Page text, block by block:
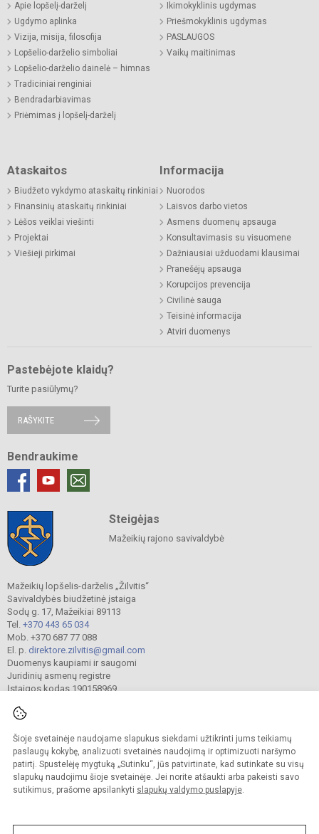
Šioje svetainėje naudojame slapukus siekdami užtikrinti jums teikiamų
paslaugų kokybę, analizuoti svetainės naudojimą ir optimizuoti naršymo
patirtį. Spustelėję mygtuką „Sutinku“, jūs patvirtinate, kad sutinkate su visų
slapukų naudojimu šioje svetainėje. Jei norite atšaukti arba pakeisti savo
sutikimus, prašome apsilankyti slapukų valdymo puslapyje.
Apie lopšelį-darželį
Ugdymo aplinka
Vizija, misija, filosofija
Lopšelio-darželio simboliai
Lopšelio-darželio dainelė – himnas
Tradiciniai renginiai
Bendradarbiavimas
Priėmimas į lopšelį-darželį
Ikimokyklinis ugdymas
Priešmokyklinis ugdymas
PASLAUGOS
Vaikų maitinimas
Ataskaitos
Biudžeto vykdymo ataskaitų rinkiniai
Finansinių ataskaitų rinkiniai
Lėšos veiklai viešinti
Projektai
Viešieji pirkimai
Informacija
Nuorodos
Laisvos darbo vietos
Asmens duomenų apsauga
Konsultavimasis su visuomene
Dažniausiai užduodami klausimai
Pranešėjų apsauga
Korupcijos prevencija
Civilinė sauga
Teisinė informacija
Atviri duomenys
Pastebėjote klaidų?
Turite pasiūlymų?
RAŠYKITE
Bendraukime
Steigėjas
Mažeikių rajono savivaldybė
Mažeikių lopšelis-darželis „Žilvitis“
Savivaldybės biudžetinė įstaiga
Sodų g. 17, Mažeikiai 89113
Tel. +370 443 65 034
Mob. +370 687 77 088
El. p. direktore.zilvitis@gmail.com
Duomenys kaupiami ir saugomi
Juridinių asmenų registre
Įstaigos kodas 190158969
© 2024. Mažeikių lopšelis-darželis „Žilvitis“. Visos teisės saugomos.
Kopijuoti turinį be raštiško įstaigos administracijos sutikimo griežtai draudžiama.
Prieinamumo paraiška Slapukų valdymas
Sumanus būdas atnaujinti